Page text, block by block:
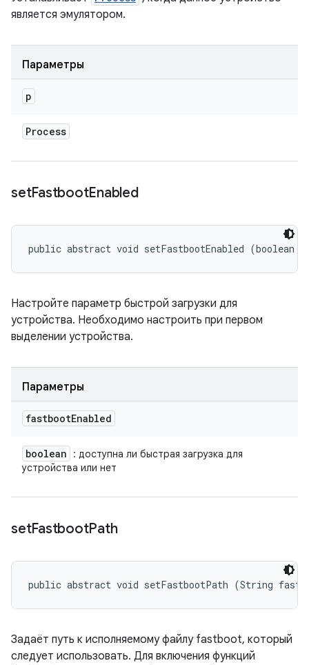
является эмулятором.
Параметры
p
Process
setFastbootEnabled
public abstract void setFastbootEnabled (boolean
Настройте параметр быстрой загрузки для
устройства. Необходимо настроить при первом
выделении устройства.
Параметры
fastbootEnabled
boolean
: доступна ли быстрая загрузка для
устройства или нет
setFastbootPath
public abstract void setFastbootPath (String
Задаёт путь к исполняемому файлу fastboot, который
следует использовать. Для включения функций